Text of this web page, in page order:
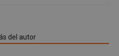
del autor